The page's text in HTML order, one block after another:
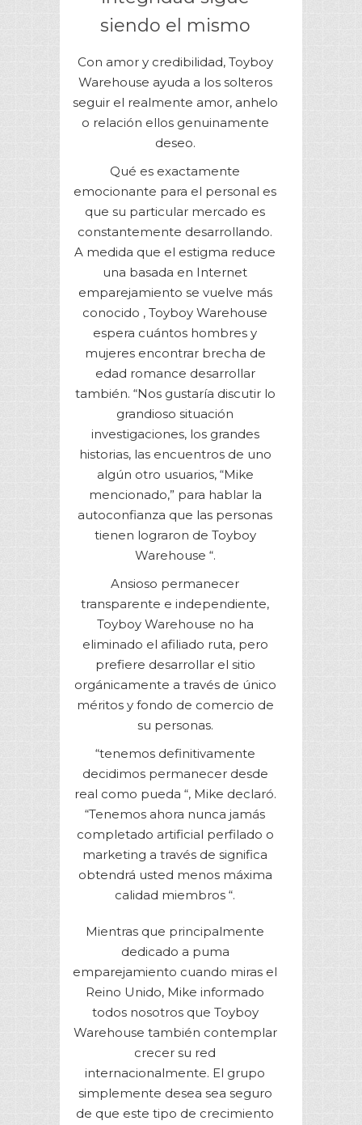
siendo el mismo
Con amor y credibilidad, Toyboy
Warehouse ayuda a los solteros
seguir el realmente amor, anhelo
o relación ellos genuinamente
deseo.
Qué es exactamente
emocionante para el personal es
que su particular mercado es
constantemente desarrollando.
A medida que el estigma reduce
una basada en Internet
emparejamiento se vuelve más
conocido , Toyboy Warehouse
espera cuántos hombres y
mujeres encontrar brecha de
edad romance desarrollar
también. “Nos gustaría discutir lo
grandioso situación
investigaciones, los grandes
historias, las encuentros de uno
algún otro usuarios, “Mike
mencionado,” para hablar la
autoconfianza que las personas
tienen lograron de Toyboy
Warehouse “.
Ansioso permanecer
transparente e independiente,
Toyboy Warehouse no ha
eliminado el afiliado ruta, pero
prefiere desarrollar el sitio
orgánicamente a través de único
méritos y fondo de comercio de
su personas.
“tenemos definitivamente
decidimos permanecer desde
real como pueda “, Mike declaró.
“Tenemos ahora nunca jamás
completado artificial perfilado o
marketing a través de significa
obtendrá usted menos máxima
calidad miembros “.
Mientras que principalmente
dedicado a puma
emparejamiento cuando miras el
Reino Unido, Mike informado
todos nosotros que Toyboy
Warehouse también contemplar
crecer su red
internacionalmente. El grupo
simplemente desea sea seguro
de que este tipo de crecimiento